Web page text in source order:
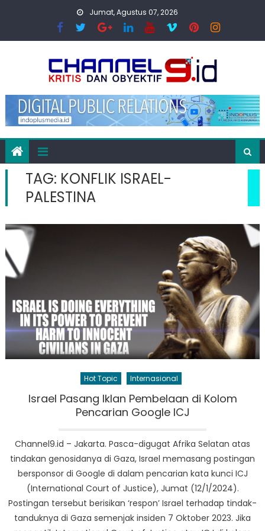
Jumat, Agustus 07, 2026
TAG: KONFLIK ISRAEL-
PALESTINA
Hot Topic Internasional
Israel Pasang Iklan Pembelaan di Kolom
Pencarian Google ICJ
Channel9.id – Jakarta. Pasca-digugat Afrika Selatan atas
tindakan genosidanya di Gaza, Israel memasang postingan
bersponsor di Google di dalam pencarian kata kunci ICJ
(International Court of Justice), Jumat (12/1/2024).
Postingan tersebut berisikan ‘respon’ Israel terhadap tindak-
tanduknya di Gaza semenjak insiden 7 Oktober 2023. Jika